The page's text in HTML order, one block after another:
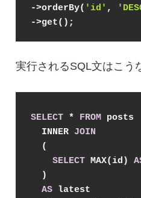
->orderBy( 'id' ,
->get();
実行されるSQL文はこう
SELECT * FROM posts
  INNER
JOIN
  (
SELECT MAX(id)
  )
AS latest